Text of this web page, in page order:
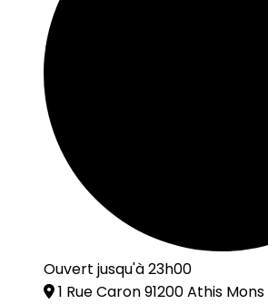
Ouvert jusqu'à 23h00
1 Rue Caron 91200 Athis Mons